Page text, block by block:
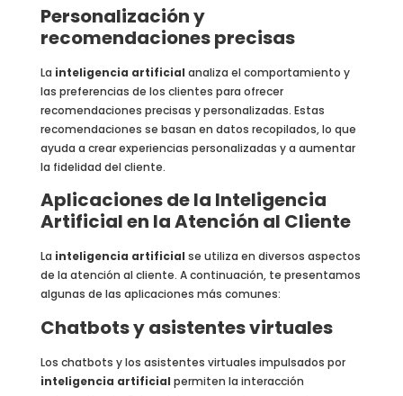
Personalización y
recomendaciones precisas
La inteligencia artificial analiza el comportamiento y
las preferencias de los clientes para ofrecer
recomendaciones precisas y personalizadas. Estas
recomendaciones se basan en datos recopilados, lo que
ayuda a crear experiencias personalizadas y a aumentar
la fidelidad del cliente.
Aplicaciones de la Inteligencia
Artificial en la Atención al Cliente
La inteligencia artificial se utiliza en diversos aspectos
de la atención al cliente. A continuación, te presentamos
algunas de las aplicaciones más comunes:
Chatbots y asistentes virtuales
Los chatbots y los asistentes virtuales impulsados por
inteligencia artificial permiten la interacción